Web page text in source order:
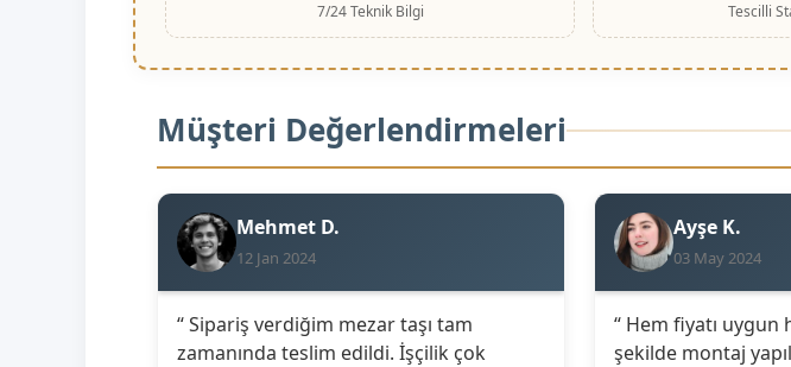
7/24 Teknik Bilgi Tescilli
Müşteri Değerlendirmeleri
Mehmet D.
12 Jan 2024
“ Sipariş verdiğim mezar taşı tam
zamanında teslim edildi. İşçilik çok
Ayşe K.
03 May 2024
“ Hem fiyatı uygun
şekilde montaj